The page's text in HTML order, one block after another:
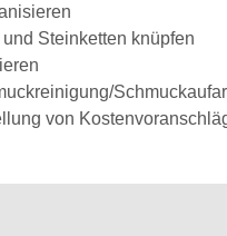
und Steinketten knüpfen
von